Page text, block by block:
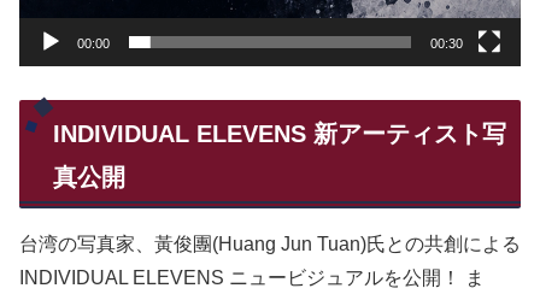
00:00 00:30
INDIVIDUAL ELEVENS 新アーティスト写
真公開
台湾の写真家、黃俊團(Huang Jun Tuan)氏との共創による
INDIVIDUAL ELEVENS ニュービジュアルを公開！ ま